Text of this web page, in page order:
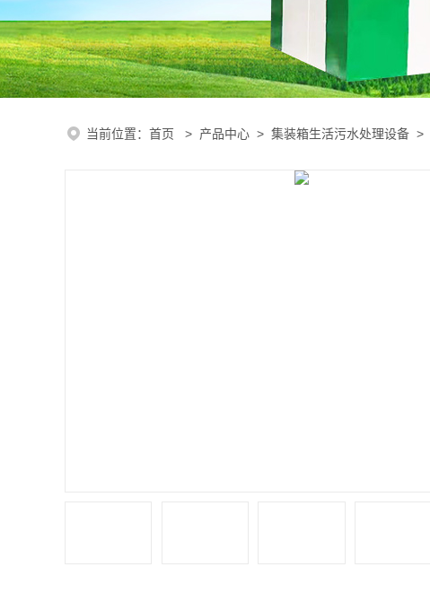
当前位置： 首页 > 产品中心 > 集装箱生活污水处理设备 >